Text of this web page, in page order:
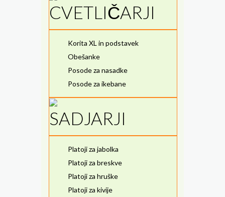
CVETLIČARJI
Korita XL in podstavek
Obešanke
Posode za nasadke
Posode za ikebane
SADJARJI
Platoji za jabolka
Platoji za breskve
Platoji za hruške
Platoji za kivije